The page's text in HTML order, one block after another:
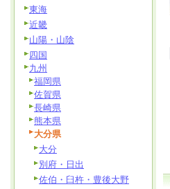
東海
近畿
山陽・山陰
四国
九州
福岡県
佐賀県
長崎県
熊本県
大分県
大分
別府・日出
佐伯・臼杵・豊後大野